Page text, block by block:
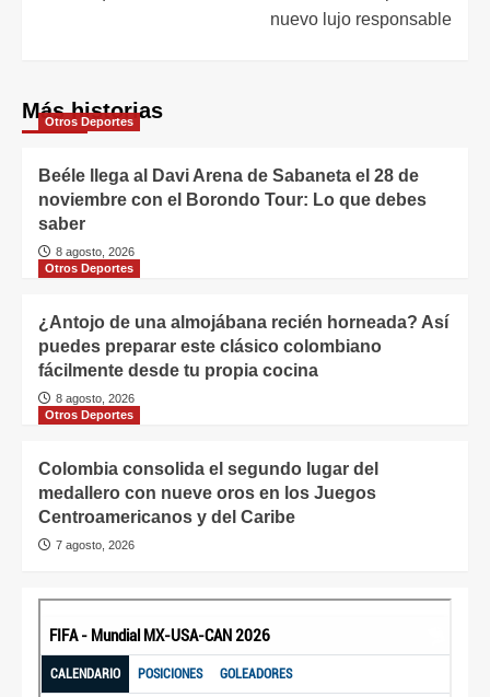
nuevo lujo responsable
Más historias
Otros Deportes
Beéle llega al Davi Arena de Sabaneta el 28 de
noviembre con el Borondo Tour: Lo que debes
saber
8 agosto, 2026
Otros Deportes
¿Antojo de una almojábana recién horneada? Así
puedes preparar este clásico colombiano
fácilmente desde tu propia cocina
8 agosto, 2026
Otros Deportes
Colombia consolida el segundo lugar del
medallero con nueve oros en los Juegos
Centroamericanos y del Caribe
7 agosto, 2026